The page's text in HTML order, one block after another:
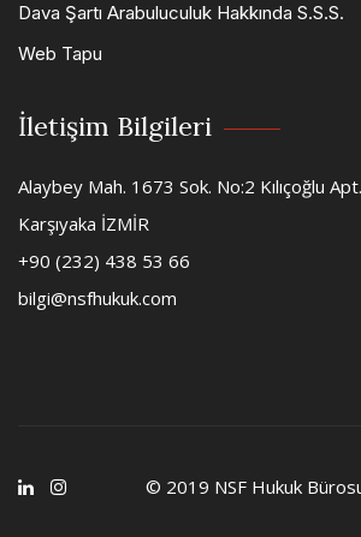
Dava Şartı Arabuluculuk Hakkında S.S.S.
Web Tapu
İletişim Bilgileri
Alaybey Mah. 1673 Sok. No:2 Kılıçoğlu
Karşıyaka İZMİR
+90 (232) 438 53 66
bilgi@nsfhukuk.com
© 2019 NSF Hukuk